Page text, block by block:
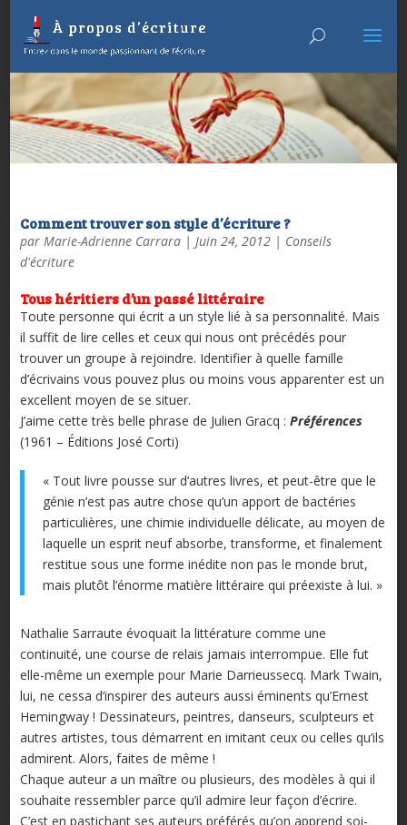
Comment trouver son style d’écriture ?
par Marie-Adrienne Carrara| Juin 24, 2012| Conseils
d'écriture
Tous héritiers d’un passé littéraire
Toute personne qui écrit a un style lié à sa personnalité. Mais
il suffit de lire celles et ceux qui nous ont précédés pour
trouver un groupe à rejoindre. Identifier à quelle famille
d’écrivains vous pouvez plus ou moins vous apparenter est un
excellent moyen de se situer.
J’aime cette très belle phrase de Julien Gracq : Préférences
(1961 – Éditions José Corti)
« Tout livre pousse sur d’autres livres, et peut-être que le
génie n’est pas autre chose qu’un apport de bactéries
particulières, une chimie individuelle délicate, au moyen de
laquelle un esprit neuf absorbe, transforme, et finalement
restitue sous une forme inédite non pas le monde brut,
mais plutôt l’énorme matière littéraire qui préexiste à lui. »
Nathalie Sarraute évoquait la littérature comme une
continuité, une course de relais jamais interrompue. Elle fut
elle-même un exemple pour Marie Darrieussecq. Mark Twain,
lui, ne cessa d’inspirer des auteurs aussi éminents qu’Ernest
Hemingway ! Dessinateurs, peintres, danseurs, sculpteurs et
autres artistes, tous démarrent en imitant ceux ou celles qu’ils
admirent. Alors, faites de même !
Chaque auteur a un maître ou plusieurs, des modèles à qui il
souhaite ressembler parce qu’il admire leur façon d’écrire.
C’est en pastichant ses auteurs préférés qu’on apprend soi-